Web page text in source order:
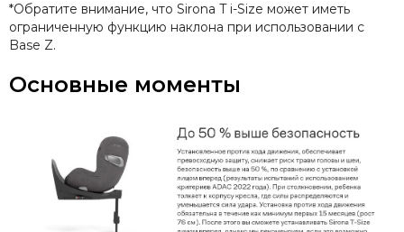
*Обратите внимание, что Sirona T i-Size может иметь
ограниченную функцию наклона при использовании с
Base Z.
Основные моменты